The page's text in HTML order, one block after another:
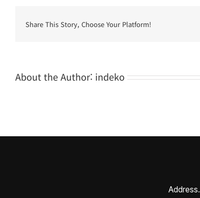
Share This Story, Choose Your Platform!
About the Author: indeko
Address.